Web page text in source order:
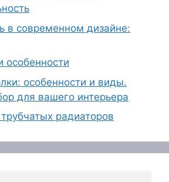
в современном дизайне:
особенности
особенности и виды.
для вашего интерьера
радиаторов